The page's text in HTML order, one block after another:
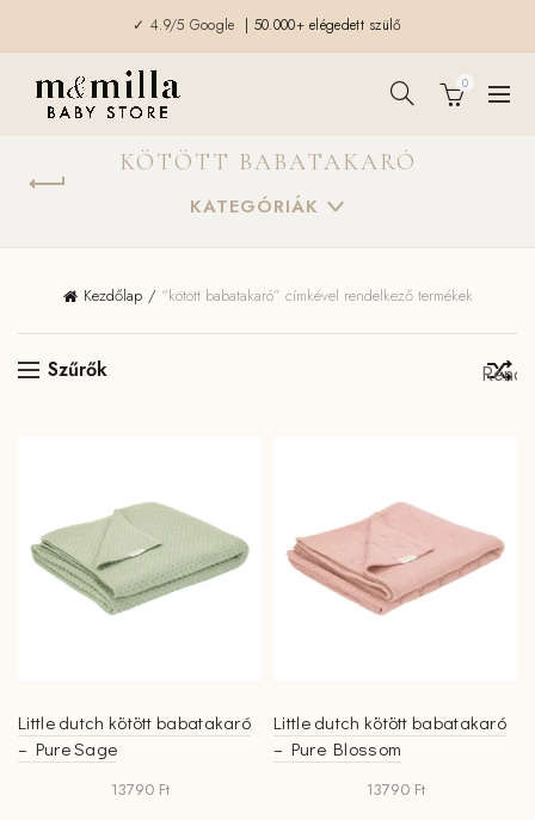
✓ 4.9/5 Google | 50.000+ elégedett szülő
0
KÖTÖTT BABATAKARÓ
KATEGÓRIÁK
Kezdőlap “kötött babatakaró” címkével rendelkező termékek
Szűrők
Little dutch kötött babatakaró
– Pure Sage
13790 Ft
Little dutch kötött babatakaró
– Pure Blossom
13790 Ft